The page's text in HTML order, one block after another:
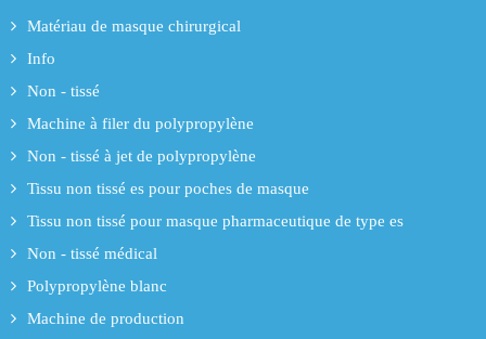
Matériau de masque chirurgical
Info
Non - tissé
Machine à filer du polypropylène
Non - tissé à jet de polypropylène
Tissu non tissé es pour poches de masque
Tissu non tissé pour masque pharmaceutique de type es
Non - tissé médical
Polypropylène blanc
Machine de production